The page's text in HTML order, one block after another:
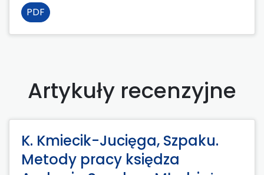
PDF
Artykuły recenzyjne
K. Kmiecik-Jucięga, Szpaku.
Metody pracy księdza